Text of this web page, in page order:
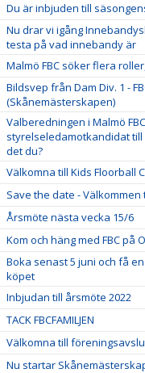
Du är inbjuden till
Nu drar vi igång
testa på vad innebandy är
Malmö FBC söker flera
Bildsvep från Dam Div. 1 -
(Skånemästerskapen)
Valberedningen i Malmö
styrelseledamotkandidat
det du?
Välkomna till Kids Floorball
Save the date - Välkommen
Årsmöte nästa vecka 15/6
Kom och häng med FBC på
Boka senast 5 juni och få
köpet
Inbjudan till årsmöte 2022
TACK FBCFAMILJEN
Välkomna till
Nu startar